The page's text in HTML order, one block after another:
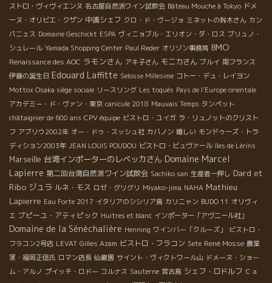
ストロ・ヴィヴィエンヌ 名古屋自然派ワイン試飲会 Bâteau Mouche à Tokyo ドメ
ーヌ・オリビエ・クザン 中湊シェフ クロ・ド・ヴージョ ミネットの鈴木さん カン
パニェス Domaine Geschickt ESPA ヴィニョブル・エリオン・ダ・ロス ブリュノ・
シュレール Yamada Shopping Center Paul Reder オリゾン事務局 BMO
Renaissance des AOC ラモンさん アキ子さん モニカさん ブルイ 南フランス
伊藤の誕生日 Edouard Laffitte Selosse Millesime コトー・デュ・レイヨン
Mottox Osaka siège sociale リースリング Les toqués Pays de l'Europe orientale
アカデミー・ド・ヴァン・東京 canicule 2018 Mauvais Temps タンペット
châtaignier de 600 ans CPV équipe ビストロ・ユイガ ラ・リュノットのクリスト
フ アブリウ2002年 オー・ドゥ・スッシュ社 カバノン 嬉しい モンドゥーズ・トラ
ディション2003年 JEAN LOUIS POUDOU ビストロ・ビュヴァール îles de Lérins
Marseille 台湾インポーターのレベッカさん Domaine Marcel
Lapierre 第二回台湾自然派ワイン試飲会 Sachiko san 生産者一押し Dard et
Ribo ジュラ ルネ・モス ロゼ・グリグリ Miyako-jima NAHA Mathieu
Lapierre Eau Forte 2017 イタリアのシシリア島 カリニャン BUDO 11 オリヴィ
エ プピーユ・アティピック Huitres et blanc インポーター「アヴニール社」
Domaine de la Sénèchalière Henning ワインバー「クルーズ」
ビストロ・
フラコン2号店 LEVAT Gilles Azam ビストロ・フラコン Sete René Mosse 農業
家・福岡正信氏 ロマン店長 仙巌園 サイント・ヴィクトワール山 ドメーヌ・ショー
ム・アルノ プイッチ・ロドー コルナス Sauterne 宮古島 シェフ・ロドルフ Ｃａ